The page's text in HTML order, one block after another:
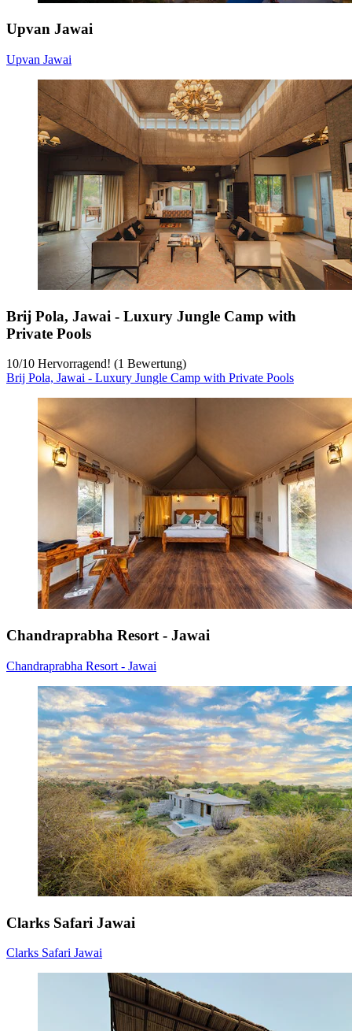
Upvan Jawai
Upvan Jawai
Brij Pola, Jawai - Luxury Jungle Camp with
Private Pools
10/10 Hervorragend! (1 Bewertung)
Brij Pola, Jawai - Luxury Jungle Camp with Private Pools
Chandraprabha Resort - Jawai
Chandraprabha Resort - Jawai
Clarks Safari Jawai
Clarks Safari Jawai